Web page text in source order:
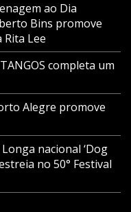
ao Dia
Bins promove
Rita Lee
completa um
Alegre promove
Longa nacional ‘Dog
no 50° Festival